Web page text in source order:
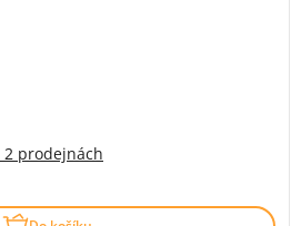
2 prodejnách